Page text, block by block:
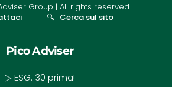
Group | All rights reserved.
🔍 Cerca sul sito
Pico Adviser
▷ ESG: 30 prima!